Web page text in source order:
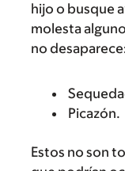
hijo o busque
molesta
no
Picazón.
Estos no son